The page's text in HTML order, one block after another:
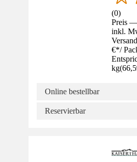
(0)
Preis
inkl.
€*/
kg(
Online bestellbar
Reservierbar